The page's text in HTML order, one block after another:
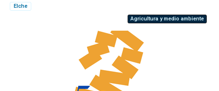
Elche
Agricultura y medio ambiente